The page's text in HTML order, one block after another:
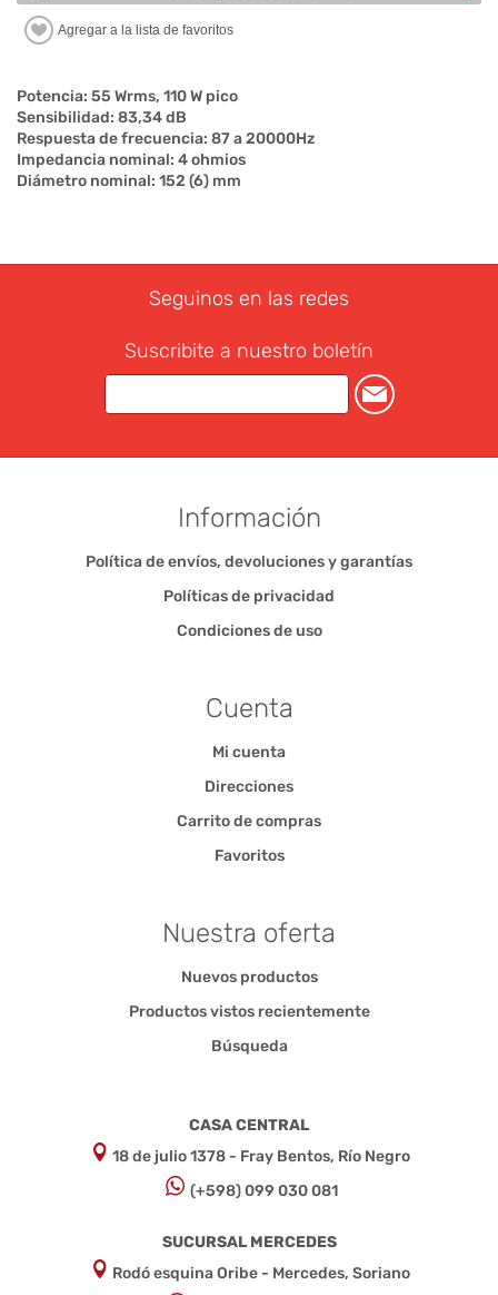
Potencia: 55 Wrms, 110 W pico
Sensibilidad: 83,34 dB
Respuesta de frecuencia: 87 a 20000Hz
Impedancia nominal: 4 ohmios
Diámetro nominal: 152 (6) mm
Seguinos en las redes
Suscribite a nuestro boletín
Información
Política de envíos, devoluciones y garantías
Políticas de privacidad
Condiciones de uso
Cuenta
Mi cuenta
Direcciones
Carrito de compras
Favoritos
Nuestra oferta
Nuevos productos
Productos vistos recientemente
Búsqueda
CASA CENTRAL
18 de julio 1378 - Fray Bentos, Río Negro
(+598) 099 030 081
SUCURSAL MERCEDES
Rodó esquina Oribe - Mercedes, Soriano